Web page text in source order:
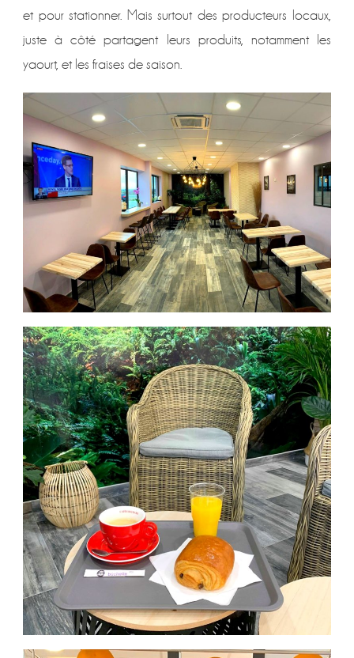
et pour stationner. Mais surtout des producteurs locaux,
juste à côté partagent leurs produits, notamment les
yaourt, et les fraises de saison.